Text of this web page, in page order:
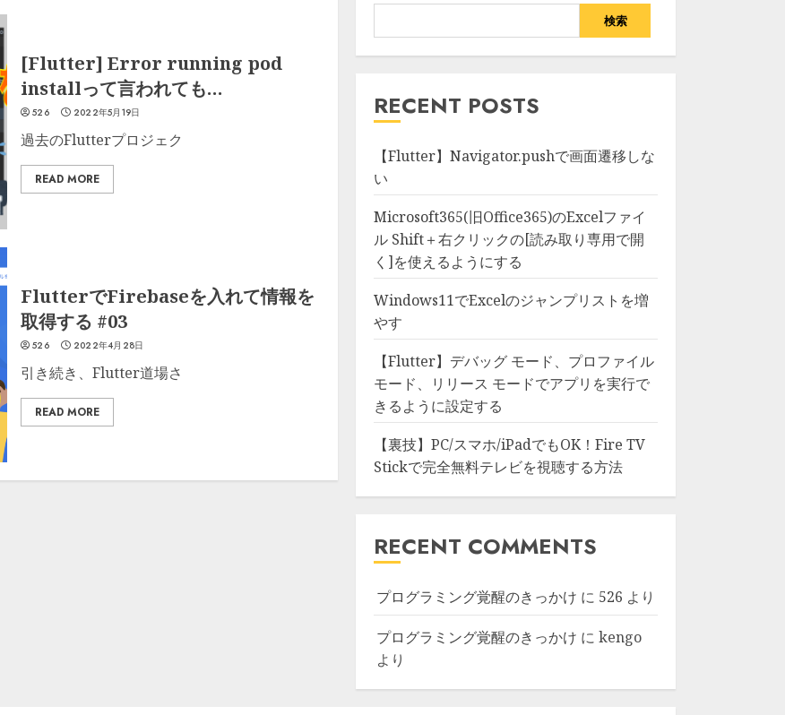
[Flutter] Error running pod
installって言われても…
526 2022年5月19日
過去のFlutterプロジェク
READ MORE
FlutterでFirebaseを入れて情報を
取得する #03
526 2022年4月28日
引き続き、Flutter道場さ
READ MORE
検索
RECENT POSTS
【Flutter】Navigator.pushで画面遷移しな
い
Microsoft365(旧Office365)のExcelファイ
ル Shift＋右クリックの[読み取り専用で開
く]を使えるようにする
Windows11でExcelのジャンプリストを増
やす
【Flutter】デバッグ モード、プロファイル
モード、リリース モードでアプリを実行で
きるように設定する
【裏技】PC/スマホ/iPadでもOK！Fire TV
Stickで完全無料テレビを視聴する方法
RECENT COMMENTS
プログラミング覚醒のきっかけ に 526 より
プログラミング覚醒のきっかけ にkengo
より